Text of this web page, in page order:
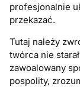
profesjonalnie
przekazać.
Tutaj należy
twórca nie
zawoalowany
pospolity,